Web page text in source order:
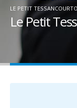
LE PETIT
Le Petit